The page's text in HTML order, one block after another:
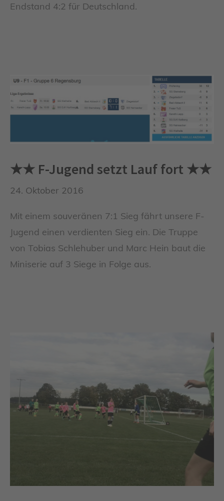
Endstand 4:2 für Deutschland.
★★ F-Jugend setzt Lauf fort ★★
24. Oktober 2016
Mit einem souveränen 7:1 Sieg fährt unsere F-
Jugend einen verdienten Sieg ein. Die Truppe
von Tobias Schlehuber und Marc Hein baut die
Miniserie auf 3 Siege in Folge aus.